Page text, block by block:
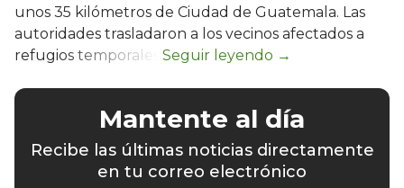
unos 35 kilómetros de Ciudad de Guatemala. Las
autoridades trasladaron a los vecinos afectados a
refugios temporales.
Mantente al día
Recibe las últimas noticias directamente
en tu correo electrónico